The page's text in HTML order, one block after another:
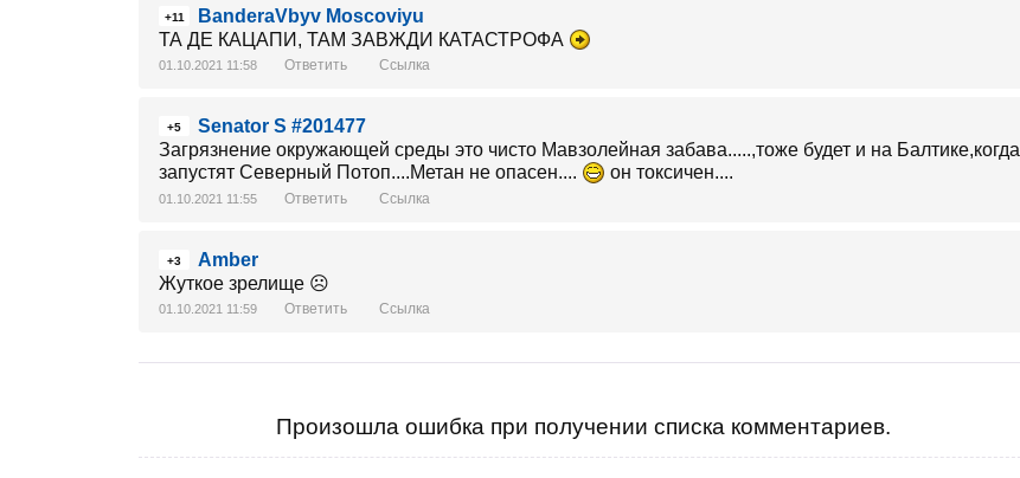
+11
BanderaVbyv Moscoviyu
ТА ДЕ КАЦАПИ, ТАМ ЗАВЖДИ КАТАСТРОФА
01.10.2021 11:58 Ответить Ссылка
+5
Senator S #201477
Загрязнение окружающей среды это чисто Мавзолейная забава.....,тоже будет и на Балтике,когда
запустят Северный Потоп....Метан не опасен....
он токсичен....
01.10.2021 11:55 Ответить Ссылка
+3
Amber
Жуткое зрелище ☹️
01.10.2021 11:59 Ответить Ссылка
Произошла ошибка при получении списка комментариев.